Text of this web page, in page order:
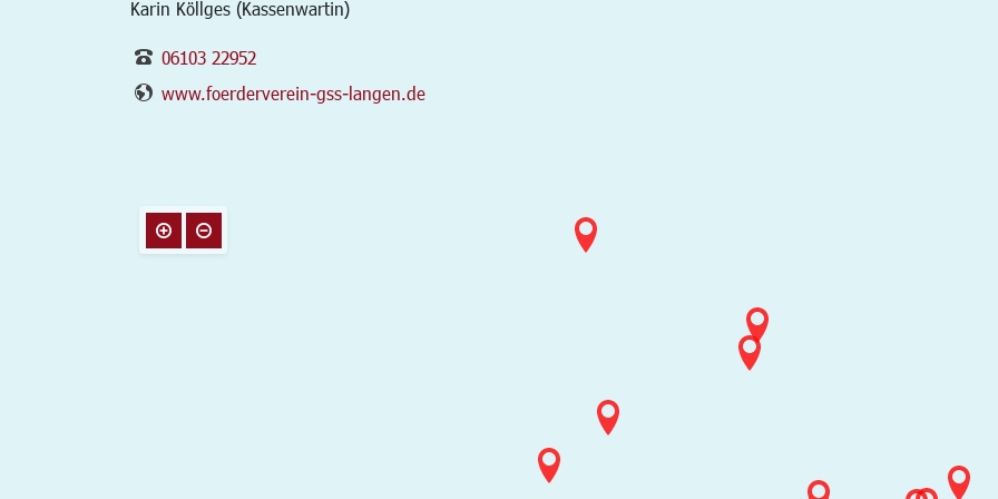
Karin Köllges (Kassenwartin)
06103 22952
www.foerderverein-gss-langen.de